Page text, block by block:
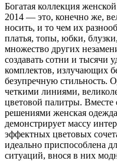
Богатая коллекция
2014 — это, конечно же,
носить, и то чем их
платья, топы, юбки,
множество других
создавать сотни и тысячи
комплектов, излучающих
безупречную стильность.
четкими линиями,
цветовой палитры.
решениями женская
демонстрирует массу
эффектных цветовых
идеально приспособлена
ситуаций, внося в них